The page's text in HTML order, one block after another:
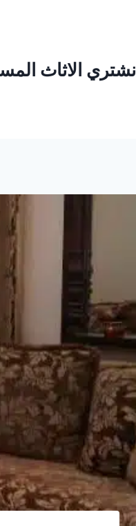
نشتري الاثاث